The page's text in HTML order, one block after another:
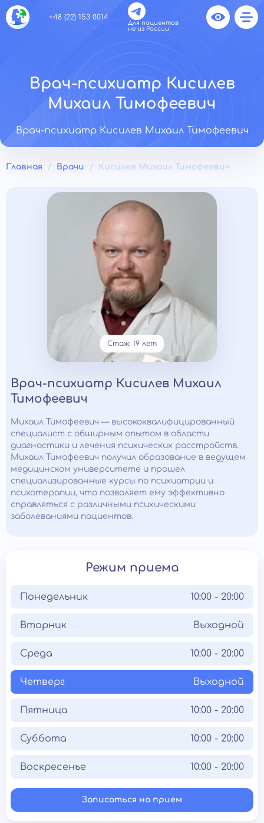
+48 (22) 153 0014
Для пациентов
не из России
Врач-психиатр Кисилев
Михаил Тимофеевич
Врач-психиатр Кисилев Михаил Тимофеевич
Главная Врачи Кисилев Михаил Тимофеевич
Стаж: 19 лет
Врач-психиатр Кисилев Михаил
Тимофеевич
Михаил Тимофеевич — высококвалифицированный
специалист с обширным опытом в области
диагностики и лечения психических расстройств.
Михаил Тимофеевич получил образование в ведущем
медицинском университете и прошел
специализированные курсы по психиатрии и
психотерапии, что позволяет ему эффективно
справляться с различными психическими
заболеваниями пациентов.
Режим приема
Понедельник 10:00 - 20:00
Вторник Выходной
Среда 10:00 - 20:00
Четверг Выходной
Пятница 10:00 - 20:00
Суббота 10:00 - 20:00
Воскресенье 10:00 - 20:00
Записаться на прием